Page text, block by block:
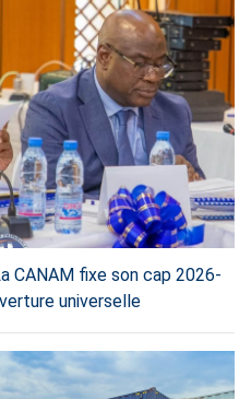
CANAM fixe son cap 2026-
universelle